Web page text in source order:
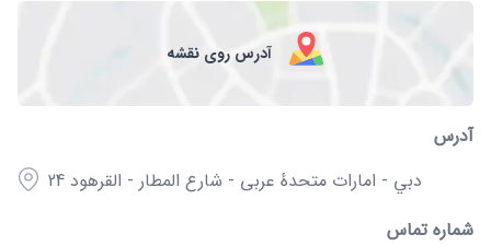
آدرس روی نقشه
آدرس
24 شارع المطار - القرهود‎ - دبي - امارات متحدهٔ عربی
شماره تماس